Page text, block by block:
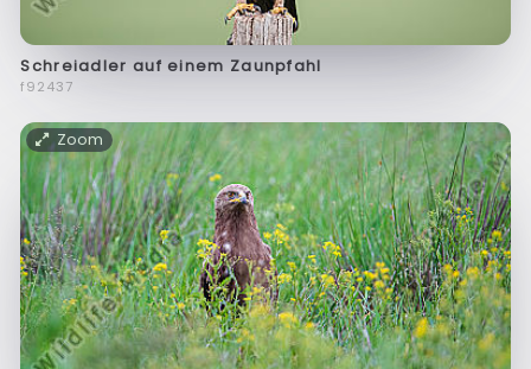
Schreiadler auf einem Zaunpfahl
f92437
Zoom